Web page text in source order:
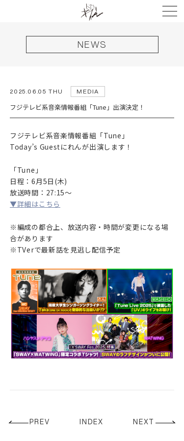
HOME
DISCOGRAPHY
PROFILE
GOODS
CONTACT
NEWS
2025.06.05 THU MEDIA
フジテレビ系音楽情報番組「Tune」出演決定！
フジテレビ系音楽情報番組「Tune」
Today’s Guestにれんが出演します！
「Tune」
日程：6月5日(木)
放送時間：27:15〜
▼詳細はこちら
※編成の都合上、放送内容・時間が変更になる場
合があります
※TVerで最新話を見逃し配信予定
PREV INDEX NEXT